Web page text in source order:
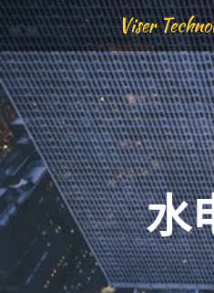
Viser
水